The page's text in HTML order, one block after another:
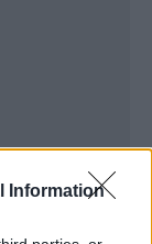
Information